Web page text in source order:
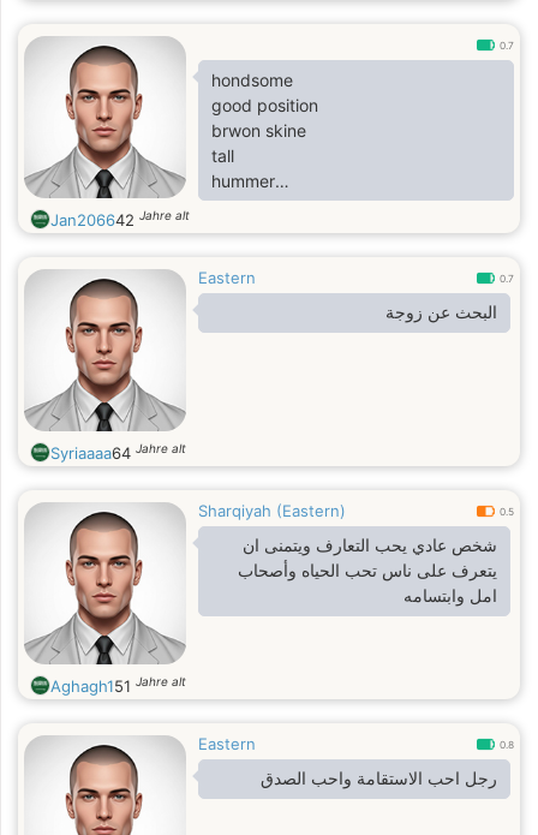
0.7
hondsome
good position
brwon skine
tall
hummer
football player
Jan206642 Jahre alt
Eastern 0.7
البحث عن زوجة
Syriaaaa64 Jahre alt
Sharqiyah (Eastern) 0.5
شخص عادي يحب التعارف ويتمنى ان
يتعرف على ناس تحب الحياه وأصحاب
امل وابتسامه
Aghagh151 Jahre alt
Eastern 0.8
رجل احب الاستقامة واحب الصدق